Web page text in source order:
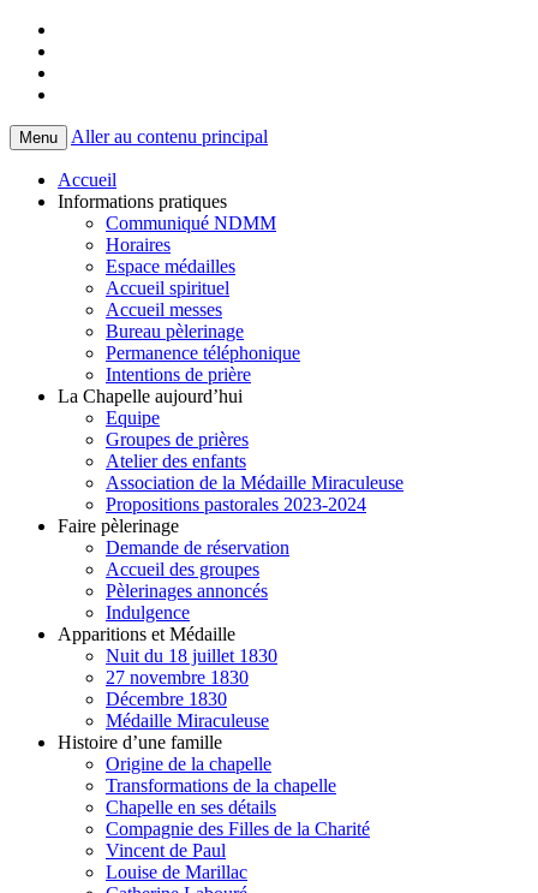
Menu Aller au contenu principal
Accueil
Informations pratiques
Communiqué NDMM
Horaires
Espace médailles
Accueil spirituel
Accueil messes
Bureau pèlerinage
Permanence téléphonique
Intentions de prière
La Chapelle aujourd’hui
Equipe
Groupes de prières
Atelier des enfants
Association de la Médaille Miraculeuse
Propositions pastorales 2023-2024
Faire pèlerinage
Demande de réservation
Accueil des groupes
Pèlerinages annoncés
Indulgence
Apparitions et Médaille
Nuit du 18 juillet 1830
27 novembre 1830
Décembre 1830
Médaille Miraculeuse
Histoire d’une famille
Origine de la chapelle
Transformations de la chapelle
Chapelle en ses détails
Compagnie des Filles de la Charité
Vincent de Paul
Louise de Marillac